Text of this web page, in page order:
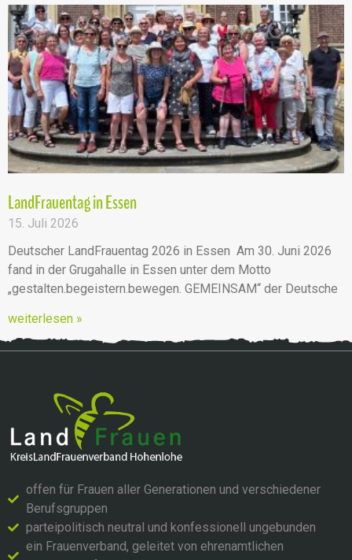
LandFrauentag in Essen
15. Juli 2026
Deutscher LandFrauentag 2026 in Essen Am 30. Juni 2026
fand in der Grugahalle in Essen unter dem Motto
„gestalten.begeistern.bewegen. GEMEINSAM“ der Deutsche
weiterlesen »
offen für Frauen aller Generationen und verschiedener
Berufsgruppen
parteipolitisch neutral und konfessionell ungebunden
ein Frauenverband, geleitet von ehrenamtlichen